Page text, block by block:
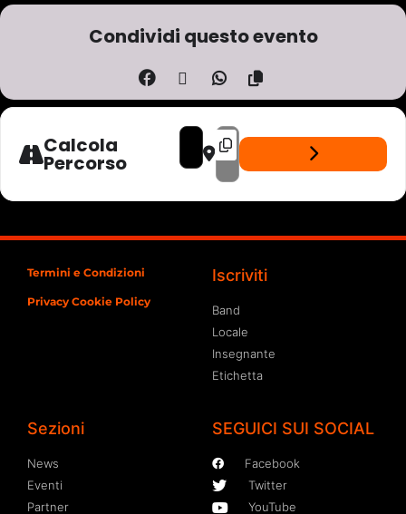
Condividi questo evento
Calcola
Percorso
ADDRESS - TEMPODALIGA - LIVE
DESTINATION ADDRESS -
Termini e Condizioni
Privacy Cookie Policy
Iscriviti
Band
Locale
Insegnante
Etichetta
Sezioni
News
Eventi
Partner
SEGUICI SUI SOCIAL
Facebook
Twitter
YouTube